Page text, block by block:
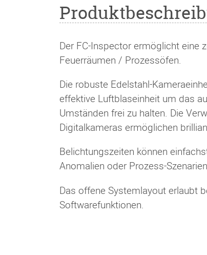
Der FC-Inspector ermöglicht eine
Feuerräumen / Prozessöfen.
Die robuste Edelstahl-
effektive Luftblaseinheit um das
Umständen frei zu halten. Die
Digitalkameras ermöglichen
Belichtungszeiten können
Anomalien oder Prozess-
Das offene Systemlayout erlaubt
Softwarefunktionen.